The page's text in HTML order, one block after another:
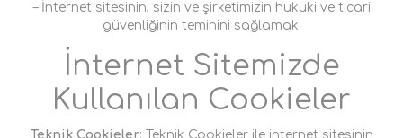
– İnternet sitesinin, sizin ve şirketimizin hukuki ve ticari
güvenliğinin teminini sağlamak.
İnternet Sitemizde
Kullanılan Cookieler
Teknik Cookieler: Teknik Cookieler ile internet sitesinin